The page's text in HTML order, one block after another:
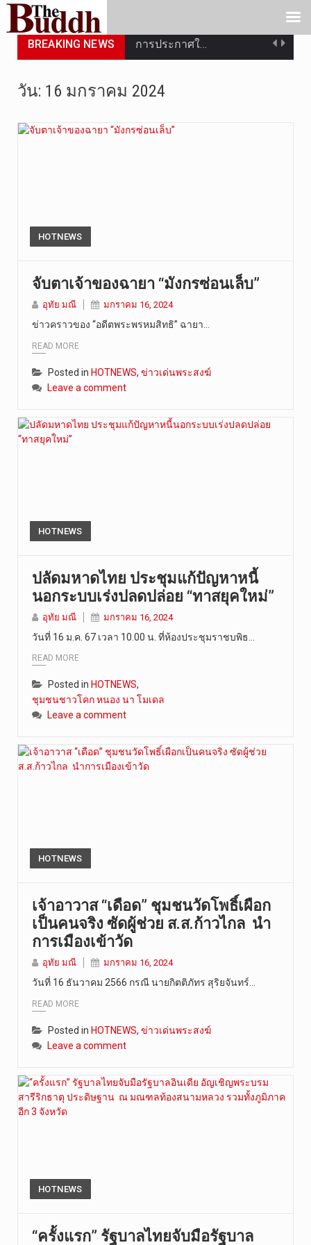
BREAKING NEWS การประกาศใ…
วัดสระเกศ …
วันที่ 6 ส…
วัน: 16 มกราคม 2024
HOTNEWS
จับตาเจ้าของฉายา “มังกรซ่อนเล็บ”
อุทัย มณี มกราคม 16, 2024
ข่าวคราวของ “อดีตพระพรหมสิทธิ” ฉายา…
READ MORE
Posted in HOTNEWS, ข่าวเด่นพระสงฆ์
Leave a comment
HOTNEWS
ปลัดมหาดไทย ประชุมแก้ปัญหาหนี้
นอกระบบเร่งปลดปล่อย “ทาสยุคใหม่”
อุทัย มณี มกราคม 16, 2024
วันที่ 16 ม.ค. 67 เวลา 10.00 น. ที่ห้องประชุมราชบพิธ…
READ MORE
Posted in HOTNEWS,
ชุมชนชาวโคก หนอง นา โมเดล
Leave a comment
HOTNEWS
เจ้าอาวาส “เดือด” ชุมชนวัดโพธิ์เผือก
เป็นคนจริง ซัดผู้ช่วย ส.ส.ก้าวไกล นำ
การเมืองเข้าวัด
อุทัย มณี มกราคม 16, 2024
วันที่ 16 ธันวาคม 2566 กรณี นายกิตติภัทร สุริยจันทร์…
READ MORE
Posted in HOTNEWS, ข่าวเด่นพระสงฆ์
Leave a comment
HOTNEWS
“ครั้งแรก” รัฐบาลไทยจับมือรัฐบาล